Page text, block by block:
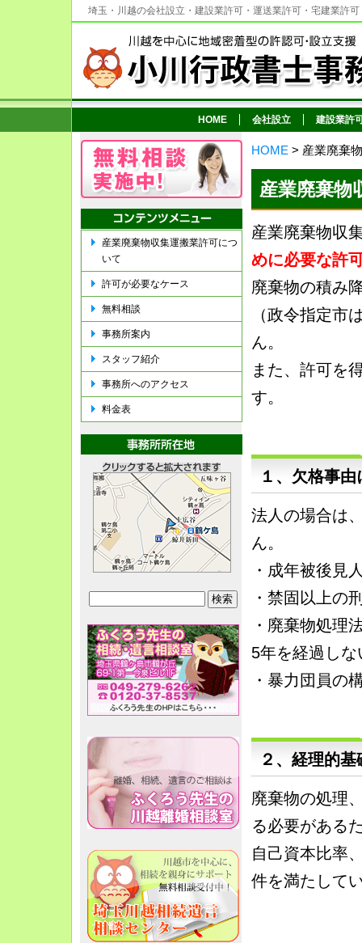
埼玉・川越の会社設立・建設業許可・運送業許可・宅建業許
HOME 会社設立 建設業許
HOME > 産業廃棄
産業廃棄物
産業廃棄物収
めに必要な許
廃棄物の積み
（政令指定市
ん。
また、許可を
す。
１、欠格事
法人の場合は
ん。
・成年被後見
・禁固以上の
・廃棄物処理
5年を経過しな
・暴力団員の
２、経理的
廃棄物の処理
る必要がある
自己資本比率
件を満たして
産業廃棄物収集運搬業許可につ
いて
許可が必要なケース
無料相談
事務所案内
スタッフ紹介
事務所へのアクセス
料金表